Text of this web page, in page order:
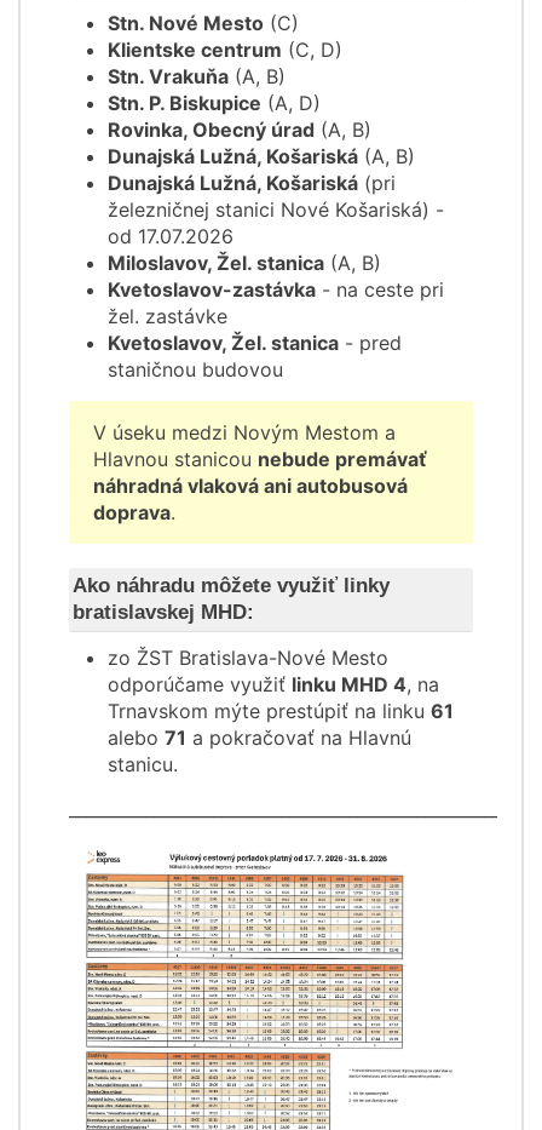
Stn. Nové Mesto (C)
Klientske centrum (C, D)
Stn. Vrakuňa (A, B)
Stn. P. Biskupice (A, D)
Rovinka, Obecný úrad (A, B)
Dunajská Lužná, Košariská (A, B)
Dunajská Lužná, Košariská (pri
železničnej stanici Nové Košariská) -
od 17.07.2026
Miloslavov, Žel. stanica (A, B)
Kvetoslavov-zastávka - na ceste pri
žel. zastávke
Kvetoslavov, Žel. stanica - pred
staničnou budovou
V úseku medzi Novým Mestom a
Hlavnou stanicou nebude premávať
náhradná vlaková ani autobusová
doprava.
Ako náhradu môžete využiť linky
bratislavskej MHD:
zo ŽST Bratislava-Nové Mesto
odporúčame využiť linku MHD 4, na
Trnavskom mýte prestúpiť na linku 61
alebo 71 a pokračovať na Hlavnú
stanicu.